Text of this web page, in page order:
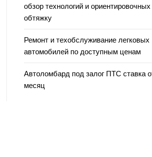
обзор технологий и
обтяжку
Ремонт и техобслуживание легковых
автомобилей по доступным ценам
Автоломбард под залог ПТС ставка
месяц